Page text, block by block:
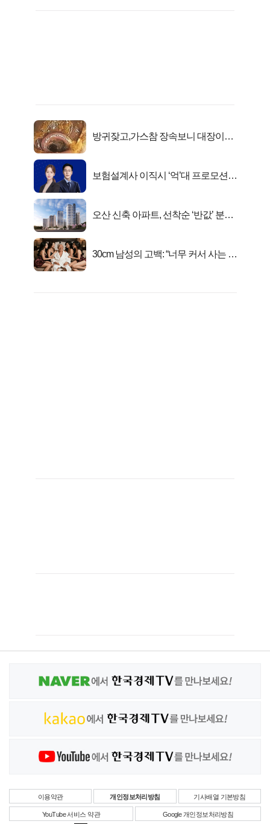
방귀잦고,가스참 장속보니 대장이아
보험설계사 이직시 ‘억’대 프로모션!
오산 신축 아파트, 선착순 ‘반값’ 분양
30cm 남성의 고백: “너무 커서 사는 게
이용약관 개인정보처리방침 기사배열 기본방침
YouTube 서비스 약관 Google 개인정보처리방침